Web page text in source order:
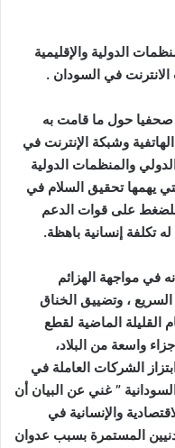
الدولية والإقليمية
في السودان .
صحفيا حول ما قامت به
وشبكة الإنترنت في
والمنظمات الدولية
يهمها تحقيق السلام في
وللضغط على قوات الدعم
تكلفة إنسانية باهظة.
في مواجهة الهزائم
، وتضييق الخناق
القليلة الماضية لقطع
واسعة من البلاد،
الشركات العاملة في
” غني عن البيان أن
والإنسانية في
المستمرة بسبب عدوان